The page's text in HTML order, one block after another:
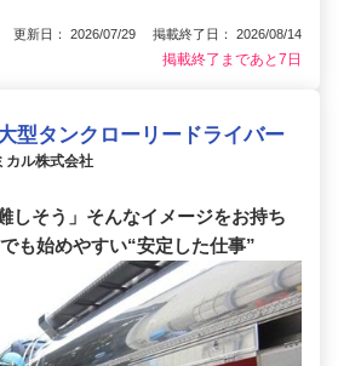
更新日： 2026/07/29 掲載終了日： 2026/08/14
掲載終了まであと7日
型タンクローリードライバー
ル株式会社
しそう」そんなイメージをお持ち
も始めやすい“安定した仕事”